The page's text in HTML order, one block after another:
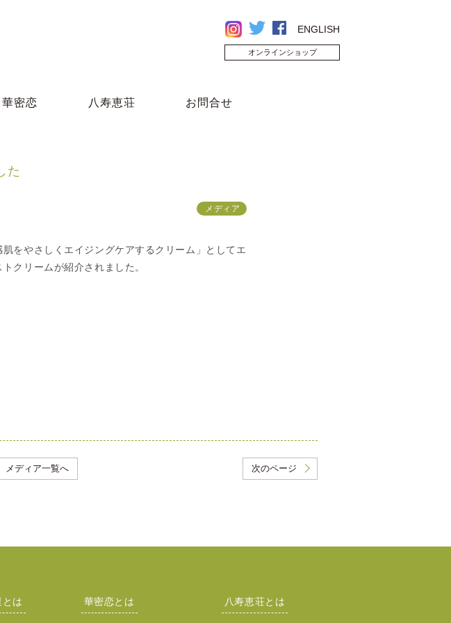
ENGLISH
オンラインショップ
華密恋 八寿恵荘 お問合せ
た
メディア
肌をやさしくエイジングケアするクリーム」としてエ
クリームが紹介されました。
次のページ
メディア一覧へ
は 華密恋とは 八寿恵荘とは